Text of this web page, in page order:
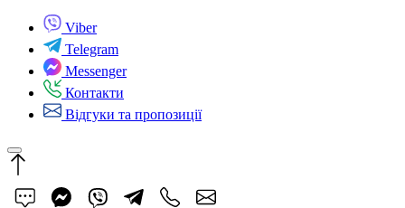
Viber
Telegram
Messenger
Контакти
Відгуки та пропозиції